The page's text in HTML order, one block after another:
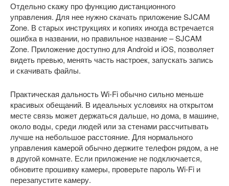
Отдельно скажу про функцию дистанционного
управления. Для нее нужно скачать приложение SJCAM
Zone. В старых инструкциях и копиях иногда встречается
ошибка в названии, но правильное название – SJCAM
Zone. Приложение доступно для Android и iOS, позволяет
видеть превью, менять часть настроек, запускать запись
и скачивать файлы.
Практическая дальность Wi-Fi обычно сильно меньше
красивых обещаний. В идеальных условиях на открытом
месте связь может держаться дальше, но дома, в машине,
около воды, среди людей или за стенами рассчитывать
лучше на небольшое расстояние. Для нормального
управления камерой обычно держите телефон рядом, а не
в другой комнате. Если приложение не подключается,
обновите прошивку камеры, проверьте пароль Wi-Fi и
перезапустите камеру.